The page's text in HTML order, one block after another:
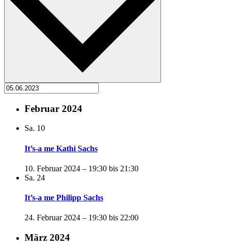
Februar 2024
Sa. 10
It’s-a me Kathi Sachs
10. Februar 2024 – 19:30 bis 21:30
Sa. 24
It’s-a me Philipp Sachs
24. Februar 2024 – 19:30 bis 22:00
März 2024